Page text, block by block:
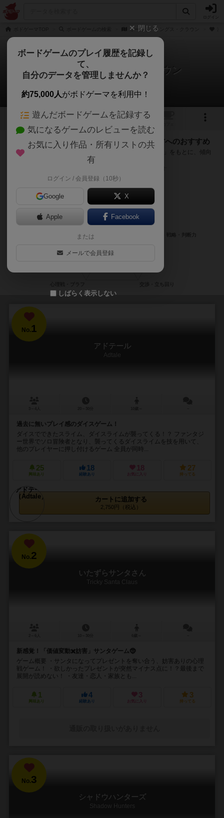
オールド・キングス・クラウン
オールド・キングス・クラウン
次のおすすめボードゲーム
1
『オールド・キングス・クラウン』が好きな方へのおすすめ
このゲームのトップページで投票された「プレイ感の評価」をもとに、傾向
が近いボードゲームをランキング形式で紹介します。
No.1
アドテール
Adtale
過去に無いプレイ感のダイスゲーム！
ダイスでできたスライム、ダイスライムが襲ってくる！？ ファンタジ
ー世界でソロ冒険者となり、襲ってくるダイスライムを技を用いて、
他のプレイヤーに押し付けるゲーム 全員が同時...
25
興味あり
18
経験あり
18
お気に入り
27
持ってる
カートに追加する
2,750円（税込）
No.2
いたずらサンタさん
Tricky Santa Claus
新感覚！「価値変動✖️妨害」サンタゲーム🤶
ゲーム概要 ・サンタになってプレゼントを奪い合う、妨害ありの心理
戦ゲーム！ ・欲しかったプレゼントが突然マイナス点に！？最後まで
展開が読めない！ ・友達・恋人・家族とも...
1
興味あり
4
経験あり
3
お気に入り
3
持ってる
No.3
シャドウハンターズ
Shadow Hunters
閉じる
ボードゲームのプレイ履歴を記録し
て、
自分のデータを管理しませんか？
約75,000人がボドゲーマを利用中！
遊んだボードゲームを記録する
気になるゲームのレビューを読む
お気に入り作品・所有リストの共
有
ログイン / 会員登録（10秒）
Google X
Apple Facebook
または
メールで会員登録
しばらく表示しない